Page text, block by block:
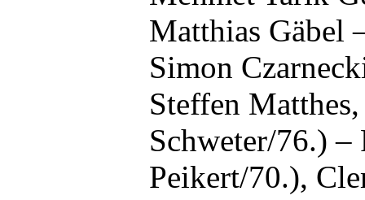
Matthias Gäbel
Simon
Steffen
Schweter/76.) –
Peikert/70.),